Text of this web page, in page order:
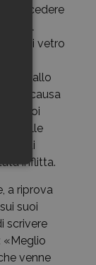
non cedere
il
di vetro
di
allo
alla causa
suoi
alle
di
inflitta.
a riprova
suoi
scrivere
«Meglio
venne